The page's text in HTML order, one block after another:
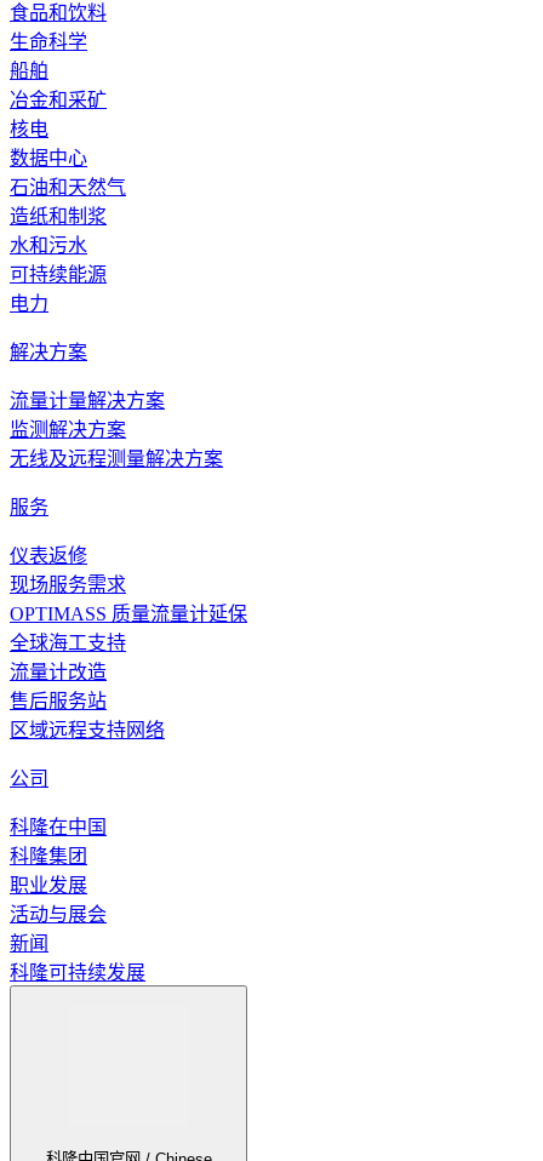
食品和饮料
生命科学
船舶
冶金和采矿
核电
数据中心
石油和天然气
造纸和制浆
水和污水
可持续能源
电力
解决方案
流量计量解决方案
监测解决方案
无线及远程测量解决方案
服务
仪表返修
现场服务需求
OPTIMASS 质量流量计延保
全球海工支持
流量计改造
售后服务站
区域远程支持网络
公司
科隆在中国
科隆集团
职业发展
活动与展会
新闻
科隆可持续发展